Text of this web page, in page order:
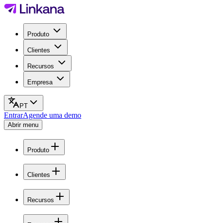
Produto
Clientes
Recursos
Empresa
PT
EntrarAgende uma demo
Abrir menu
Produto
Clientes
Recursos